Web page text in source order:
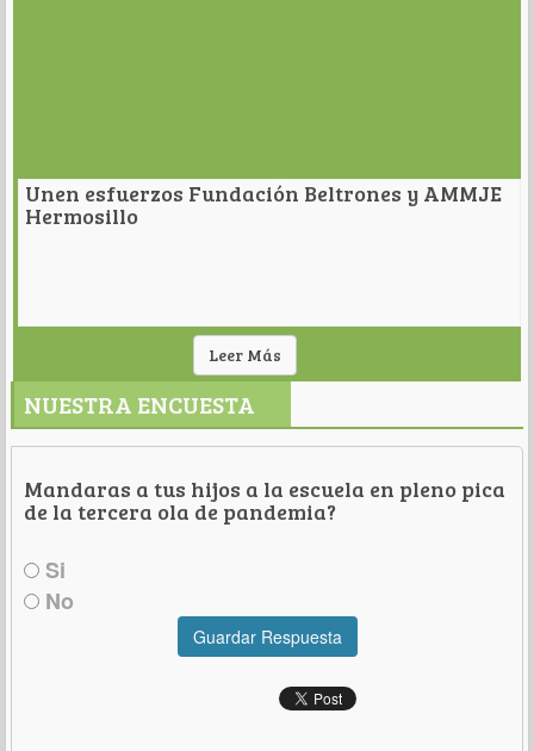
Unen esfuerzos Fundación Beltrones y AMMJE
Hermosillo
Leer Más
NUESTRA ENCUESTA
Mandaras a tus hijos a la escuela en pleno pica
de la tercera ola de pandemia?
Si
No
Guardar Respuesta